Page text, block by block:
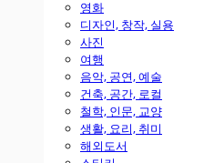
영화
디자인, 창작, 실용
사진
여행
음악, 공연, 예술
건축, 공간, 로컬
철학, 인문, 교양
생활, 요리, 취미
해외도서